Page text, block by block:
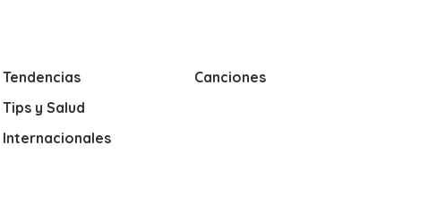
Tendencias
Tips y Salud
Internacionales
Canciones